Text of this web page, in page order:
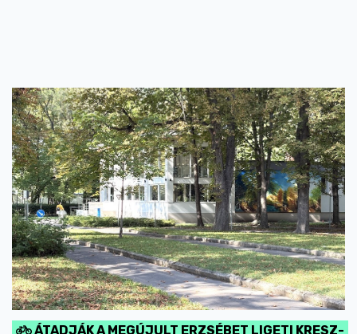
ÁTADJÁK A MEGÚJULT ERZSÉBET LIGETI KRESZ-